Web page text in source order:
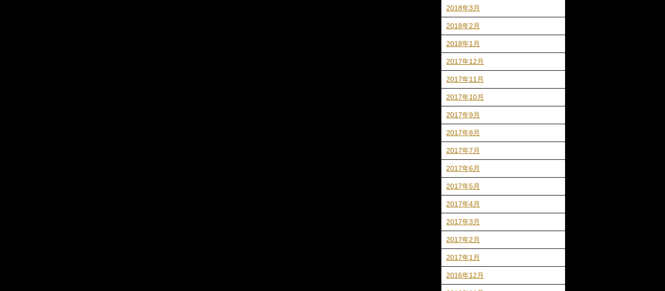
2018年3月
2018年2月
2018年1月
2017年12月
2017年11月
2017年10月
2017年9月
2017年8月
2017年7月
2017年6月
2017年5月
2017年4月
2017年3月
2017年2月
2017年1月
2016年12月